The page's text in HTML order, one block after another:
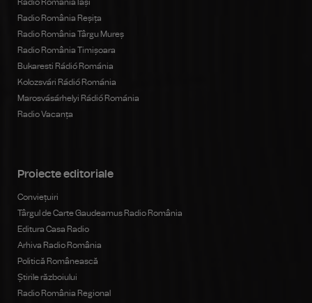
Radio România Iași
Radio România Reșița
Radio România Târgu Mureș
Radio România Timișoara
Bukaresti Rádió Románia
Kolozsvári Rádió Románia
Marosvásárhelyi Rádió Románia
Radio Vacanța
Proiecte editoriale
Conviețuiri
Târgul de Carte Gaudeamus Radio România
Editura Casa Radio
Arhiva Radio România
Politică Românească
Știrile războiului
Radio România Regional